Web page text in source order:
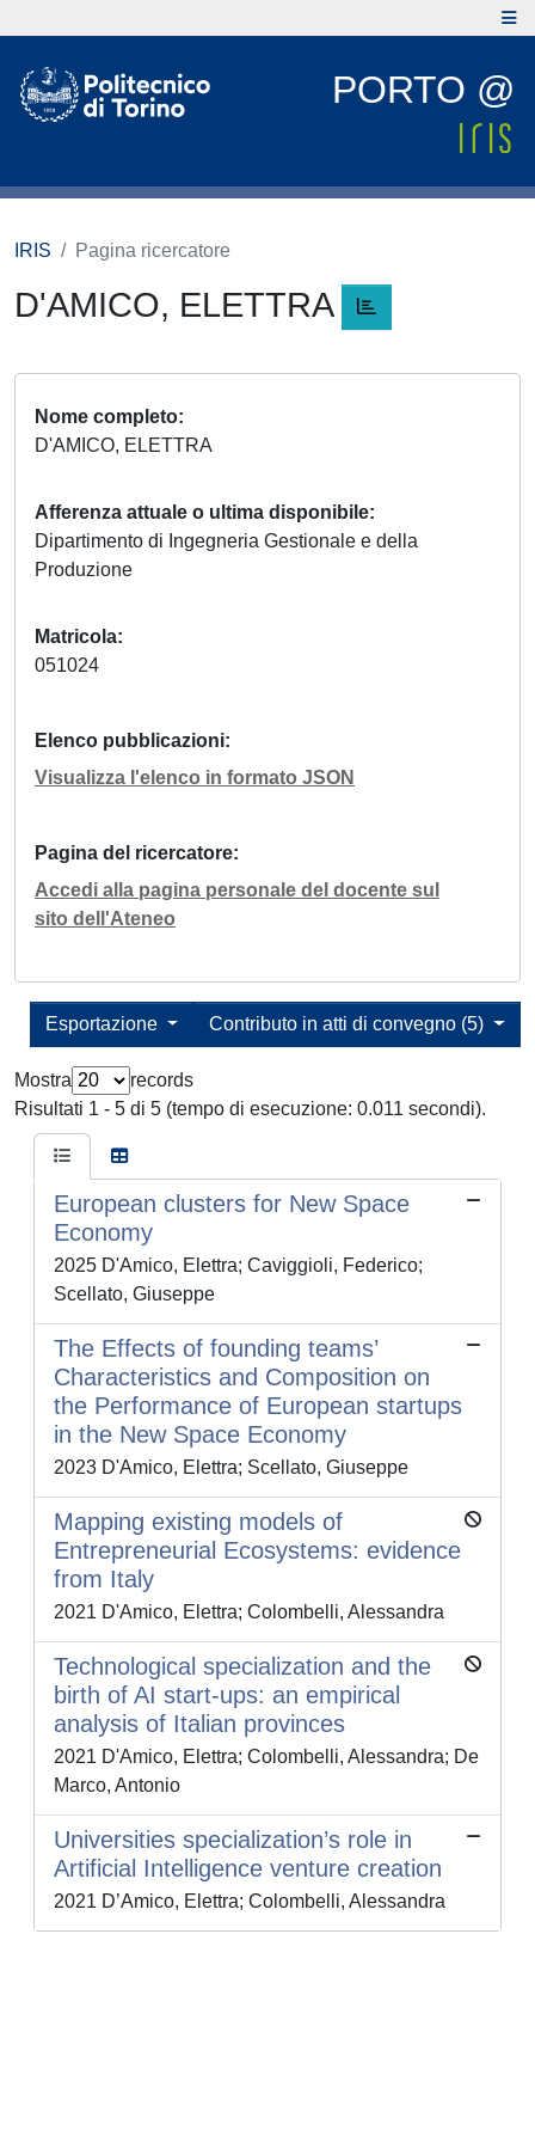
PORTO @
IRIS Pagina ricercatore
D'AMICO, ELETTRA
Nome completo
D'AMICO, ELETTRA
Afferenza attuale o ultima disponibile
Dipartimento di Ingegneria Gestionale e della
Produzione
Matricola
051024
Elenco pubblicazioni
Visualizza l'elenco in formato JSON
Pagina del ricercatore
Accedi alla pagina personale del docente sul
sito dell'Ateneo
Contributo in atti di convegno (5)
Esportazione
Mostra
records
Risultati 1 - 5 di 5 (tempo di esecuzione: 0.011 secondi).
European clusters for New Space
Economy
2025 D'Amico, Elettra; Caviggioli, Federico;
Scellato, Giuseppe
The Effects of founding teams’
Characteristics and Composition on
the Performance of European startups
in the New Space Economy
2023 D'Amico, Elettra; Scellato, Giuseppe
Mapping existing models of
Entrepreneurial Ecosystems: evidence
from Italy
2021 D'Amico, Elettra; Colombelli, Alessandra
Technological specialization and the
birth of AI start-ups: an empirical
analysis of Italian provinces
2021 D'Amico, Elettra; Colombelli, Alessandra; De
Marco, Antonio
Universities specialization’s role in
Artificial Intelligence venture creation
2021 D’Amico, Elettra; Colombelli, Alessandra